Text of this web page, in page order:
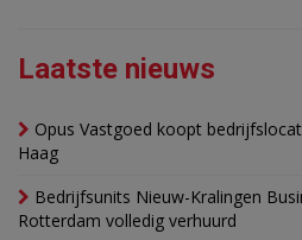
Laatste nieuws
Opus Vastgoed koopt
Haag
Bedrijfsunits Nieuw-Kralingen
Rotterdam volledig verhuurd